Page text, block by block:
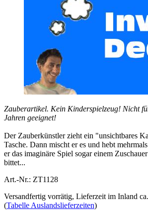
Zauberartikel. Kein Kinderspielzeug! Nicht
Jahren geeignet!
Der Zauberkünstler zieht ein "unsichtbares
Tasche. Dann mischt er es und hebt
er das imaginäre Spiel sogar einem
bittet...
Art.-Nr.: ZT1128
Versandfertig vorrätig, Lieferzeit im Inland
(Tabelle Auslandslieferzeiten)